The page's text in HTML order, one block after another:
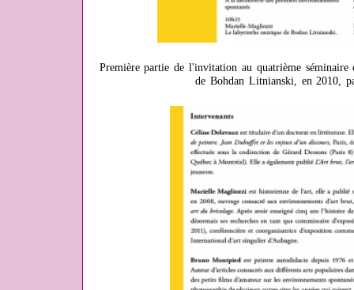
Première partie de l'invitation au quatrième
de Bohdan Litnianski, en 2010,